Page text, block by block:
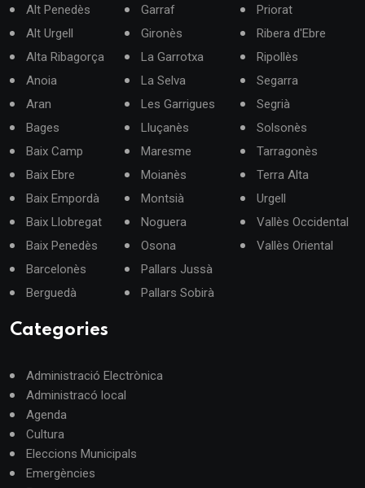
Alt Penedès
Alt Urgell
Alta Ribagorça
Anoia
Aran
Bages
Baix Camp
Baix Ebre
Baix Empordà
Baix Llobregat
Baix Penedès
Barcelonès
Berguedà
Garraf
Gironès
La Garrotxa
La Selva
Les Garrigues
Lluçanès
Maresme
Moianès
Montsià
Noguera
Osona
Pallars Jussà
Pallars Sobirà
Priorat
Ribera d'Ebre
Ripollès
Segarra
Segrià
Solsonès
Tarragonès
Terra Alta
Urgell
Vallès Occidental
Vallès Oriental
Categories
Administració Electrònica
Administracó local
Agenda
Cultura
Eleccions Municipals
Emergències